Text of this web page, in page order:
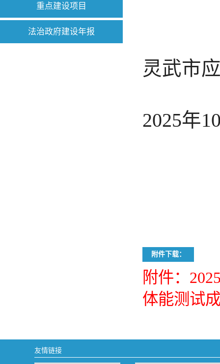
重点建设项目
法治政府建设年报
灵武市
2025年
附件下载：
附件：
体能测试
友情链接